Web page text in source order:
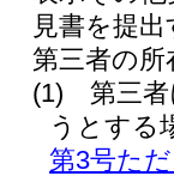
見書を提
第三者の
(1)
第三
うとする
第3号た